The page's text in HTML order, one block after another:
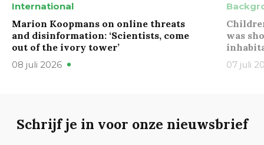
International
Marion Koopmans on online threats
and disinformation: ‘Scientists, come
out of the ivory tower’
08 juli 2026
was
07 juli
Schrijf je in voor onze nieuwsbrief